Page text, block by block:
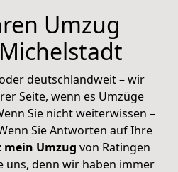
Umzug
deutschlandweit – wir
Seite, wenn es Umzüge
Sie nicht weiterwissen –
Sie Antworten auf Ihre
Umzug von Ratingen
uns, denn wir haben immer